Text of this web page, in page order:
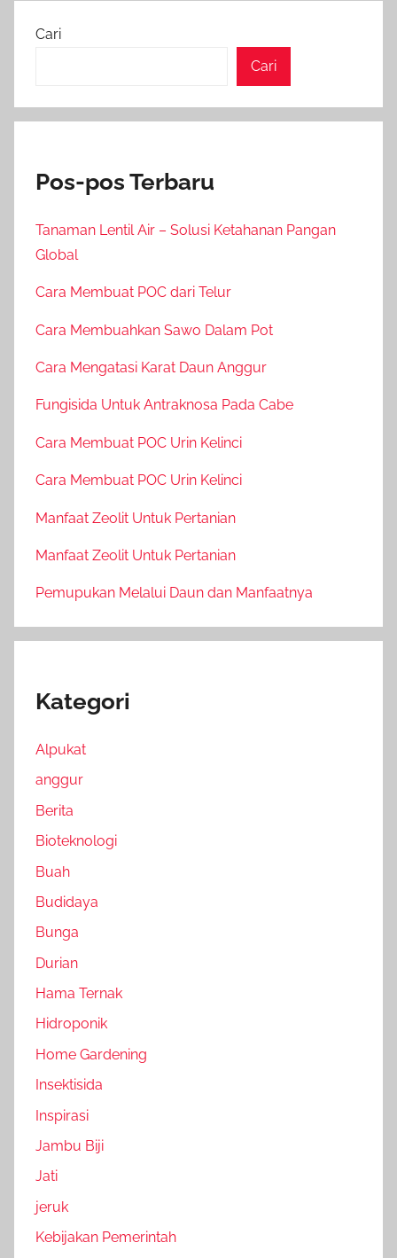
Cari
Cari
Pos-pos Terbaru
Tanaman Lentil Air – Solusi Ketahanan Pangan
Global
Cara Membuat POC dari Telur
Cara Membuahkan Sawo Dalam Pot
Cara Mengatasi Karat Daun Anggur
Fungisida Untuk Antraknosa Pada Cabe
Cara Membuat POC Urin Kelinci
Cara Membuat POC Urin Kelinci
Manfaat Zeolit Untuk Pertanian
Manfaat Zeolit Untuk Pertanian
Pemupukan Melalui Daun dan Manfaatnya
Kategori
Alpukat
anggur
Berita
Bioteknologi
Buah
Budidaya
Bunga
Durian
Hama Ternak
Hidroponik
Home Gardening
Insektisida
Inspirasi
Jambu Biji
Jati
jeruk
Kebijakan Pemerintah